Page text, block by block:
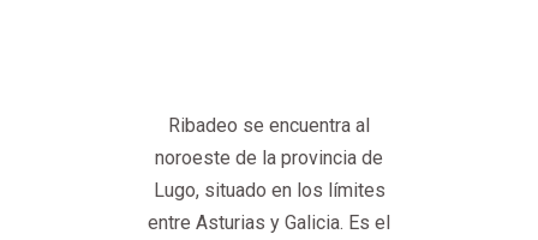
Ribadeo se encuentra al
noroeste de la provincia de
Lugo, situado en los límites
entre Asturias y Galicia. Es el